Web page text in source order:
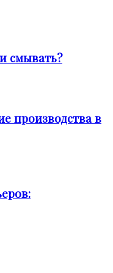
смывать?
производства в